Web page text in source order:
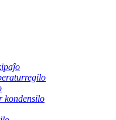
kondensilo